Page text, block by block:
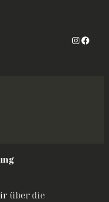
über die